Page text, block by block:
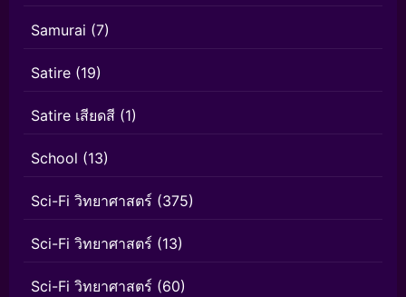
Samurai (7)
Satire (19)
Satire เสียดสี (1)
School (13)
Sci-Fi วิทยาศาสตร์ (375)
Sci-Fi วิทยาศาสตร์ (13)
Sci-Fi วิทยาศาสตร์ (60)